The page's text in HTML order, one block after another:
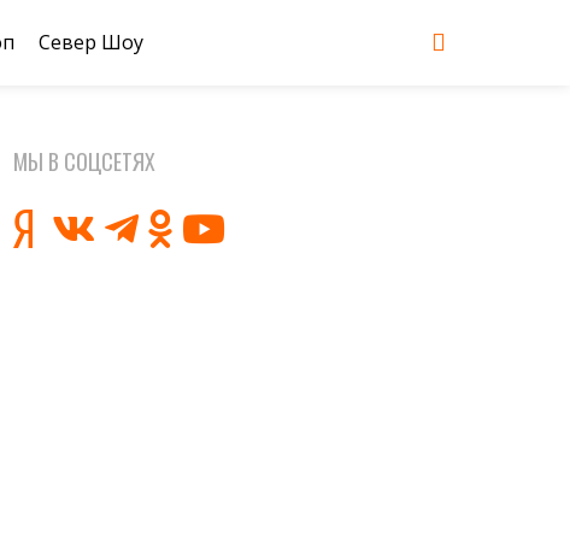
Север Шоу
МЫ В СОЦСЕТЯХ